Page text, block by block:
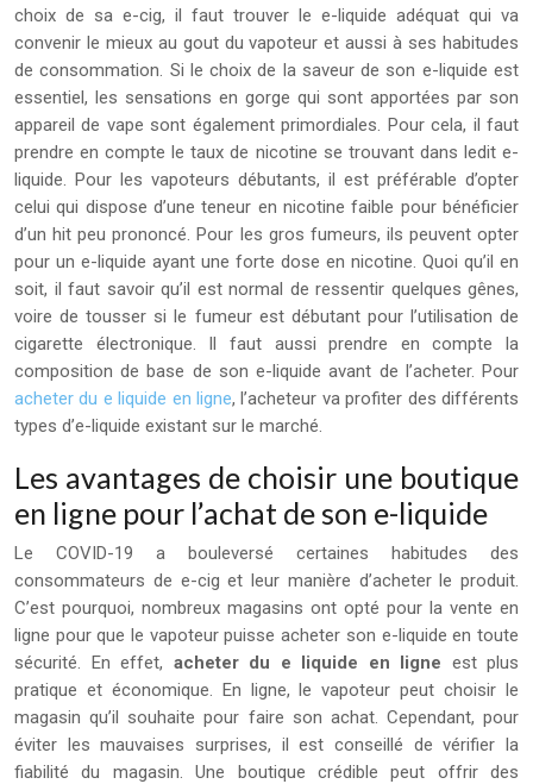
choix de sa e-cig, il faut trouver le e-liquide adéquat qui va
convenir le mieux au gout du vapoteur et aussi à ses habitudes
de consommation. Si le choix de la saveur de son e-liquide est
essentiel, les sensations en gorge qui sont apportées par son
appareil de vape sont également primordiales. Pour cela, il faut
prendre en compte le taux de nicotine se trouvant dans ledit e-
liquide. Pour les vapoteurs débutants, il est préférable d’opter
celui qui dispose d’une teneur en nicotine faible pour bénéficier
d’un hit peu prononcé. Pour les gros fumeurs, ils peuvent opter
pour un e-liquide ayant une forte dose en nicotine. Quoi qu’il en
soit, il faut savoir qu’il est normal de ressentir quelques gênes,
voire de tousser si le fumeur est débutant pour l’utilisation de
cigarette électronique. Il faut aussi prendre en compte la
composition de base de son e-liquide avant de l’acheter. Pour
acheter du e liquide en ligne, l’acheteur va profiter des différents
types d’e-liquide existant sur le marché.
Les avantages de choisir une boutique
en ligne pour l’achat de son e-liquide
Le COVID-19 a bouleversé certaines habitudes des
consommateurs de e-cig et leur manière d’acheter le produit.
C’est pourquoi, nombreux magasins ont opté pour la vente en
ligne pour que le vapoteur puisse acheter son e-liquide en toute
sécurité. En effet, acheter du e liquide en ligne est plus
pratique et économique. En ligne, le vapoteur peut choisir le
magasin qu’il souhaite pour faire son achat. Cependant, pour
éviter les mauvaises surprises, il est conseillé de vérifier la
fiabilité du magasin. Une boutique crédible peut offrir des